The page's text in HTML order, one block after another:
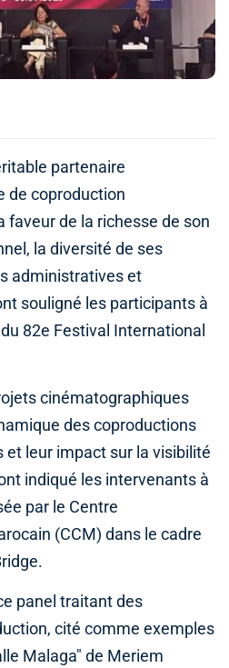
partenaire
de coproduction
faveur de la richesse de son
la diversité de ses
administratives et
souligné les participants à
82e Festival International
cinématographiques
des coproductions
leur impact sur la visibilité
indiqué les intervenants à
par le Centre
(CCM) dans le cadre
panel traitant des
cité comme exemples
Malaga" de Meriem